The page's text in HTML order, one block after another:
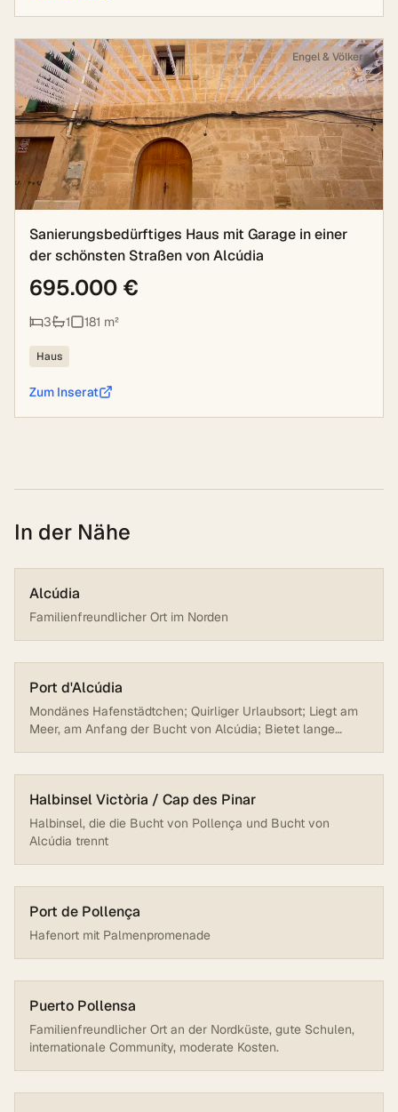
Engel & Völkers
Sanierungsbedürftiges Haus mit Garage in einer
der schönsten Straßen von Alcúdia
695.000 €
3 1 181 m²
Haus
Zum Inserat
In der Nähe
Alcúdia
Familienfreundlicher Ort im Norden
Port d'Alcúdia
Mondänes Hafenstädtchen; Quirliger Urlaubsort; Liegt am
Meer, am Anfang der Bucht von Alcúdia; Bietet lange
Halbinsel Victòria / Cap des Pinar
Halbinsel, die die Bucht von Pollença und Bucht von
Alcúdia trennt
Port de Pollença
Hafenort mit Palmenpromenade
Puerto Pollensa
Familienfreundlicher Ort an der Nordküste, gute Schulen,
internationale Community, moderate Kosten.